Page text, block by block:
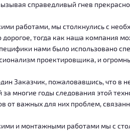
справедливый гнев
работами, мы столкнулись с
дорогое, тогда как наша компания
нами было использовано
проектировщика, и
Заказчик, пожаловавшись, что в
многие годы следования этой
от важных для них проблем,
и монтажными работами мы с